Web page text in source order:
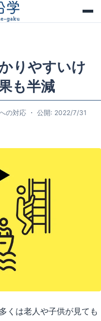
りやすいけ
も半減
の対応 ・ 公開: 2022/7/31
くは老人や子供が見ても